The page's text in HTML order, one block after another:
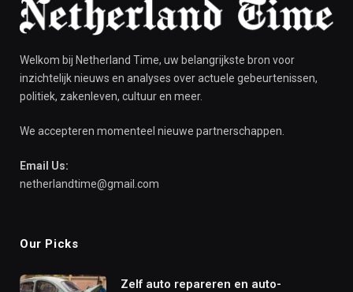
Welkom bij Netherland Time, uw belangrijkste bron voor
inzichtelijk nieuws en analyses over actuele gebeurtenissen,
politiek, zakenleven, cultuur en meer.
We accepteren momenteel nieuwe partnerschappen.
Email Us:
netherlandtime@gmail.com
Our Picks
Zelf auto repareren en auto-